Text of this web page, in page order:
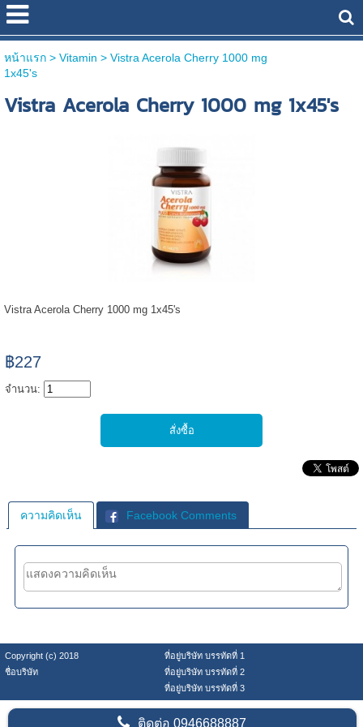
หน้าแรก> Vitamin > Vistra Acerola Cherry 1000 mg
1x45's
Vistra Acerola Cherry 1000 mg 1x45's
Vistra Acerola Cherry 1000 mg 1x45's
฿227
จำนวน:
ความคิดเห็น Facebook Comments
Copyright (c) 2018
ที่อยู่บริษัท บรรทัดที่ 1
ชื่อบริษัท
ที่อยู่บริษัท บรรทัดที่ 2
ที่อยู่บริษัท บรรทัดที่ 3
ติดต่อ0946688887